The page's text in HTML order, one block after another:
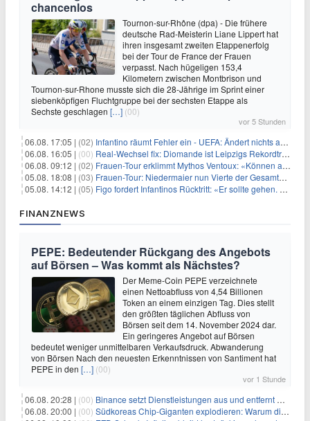
chancenlos
Tournon-sur-Rhône (dpa) - Die frühere
deutsche Rad-Meisterin Liane Lippert hat
ihren insgesamt zweiten Etappenerfolg
bei der Tour de France der Frauen
verpasst. Nach hügeligen 153,4
Kilometern zwischen Montbrison und
Tournon-sur-Rhone musste sich die 28-Jährige im Sprint einer
siebenköpfigen Fluchtgruppe bei der sechsten Etappe als
Sechste geschlagen […] (00)
vor 5 Stunden
06.08. 17:05 | (02) Infantino räumt Fehler ein - UEFA: Ändert nichts an Boykott
06.08. 16:05 | (00) Real-Wechsel fix: Diomande ist Leipzigs Rekordtransfer
06.08. 09:12 | (02) Frauen-Tour erklimmt Mythos Ventoux: «Können alles schaffen»
05.08. 18:08 | (03) Frauen-Tour: Niedermaier nun Vierte der Gesamtwertung
05.08. 14:12 | (05) Figo fordert Infantinos Rücktritt: «Er sollte gehen. Jetzt»
FINANZNEWS
PEPE: Bedeutender Rückgang des Angebots
auf Börsen – Was kommt als Nächstes?
Der Meme-Coin PEPE verzeichnete
einen Nettoabfluss von 4,54 Billionen
Token an einem einzigen Tag. Dies stellt
den größten täglichen Abfluss von
Börsen seit dem 14. November 2024 dar.
Ein geringeres Angebot auf Börsen
bedeutet weniger unmittelbaren Verkaufsdruck. Abwanderung
von Börsen Nach den neuesten Erkenntnissen von Santiment hat
PEPE in den […] (00)
vor 1 Stunde
06.08. 20:28 | (00) Binance setzt Dienstleistungen aus und entfernt mehrere Krypto-Paare: Wer ist betroffen?
06.08. 20:00 | (00) Südkoreas Chip-Giganten explodieren: Warum dieser Rekord-Tag die KI-Branche erschüttert